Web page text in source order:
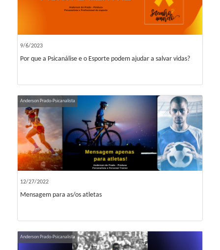
9/6/2023
Por que a Psicanálise e o Esporte podem ajudar a salvar vidas?
Anderson Prado-Psicanalista
12/27/2022
Mensagem para as/os atletas
Anderson Prado-Psicanalista